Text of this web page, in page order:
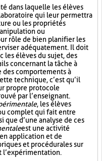
dans laquelle les élèves
qui leur permettra
ou les propriétés
ou
rôle de bien planifier les
adéquatement. Il doit
les élèves du sujet, des
concernant la tâche à
des comportements à
technique, c’est qu’il
propre protocole
par l’enseignant.
, les élèves
complet qui fait entre
que d’une analyse de ces
est une activité
application et de
et procédurales sur
l’expérimentation.